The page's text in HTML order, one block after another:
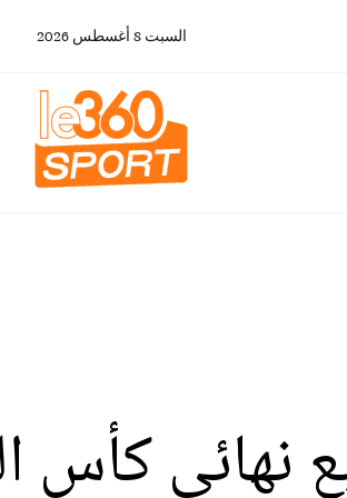
السبت 8 أغسطس 2026
نهائي كأس